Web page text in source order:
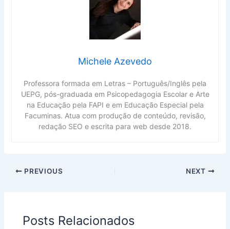
Michele Azevedo
Professora formada em Letras – Português/Inglês pela
UEPG, pós-graduada em Psicopedagogia Escolar e Arte
na Educação pela FAPI e em Educação Especial pela
Facuminas. Atua com produção de conteúdo, revisão,
redação SEO e escrita para web desde 2018.
PREVIOUS NEXT
Posts Relacionados